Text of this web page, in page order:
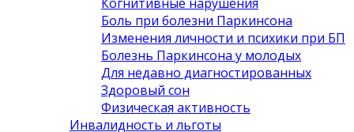
Боль при болезни Паркинсона
Изменения личности и психики при БП
Болезнь Паркинсона у молодых
Для недавно диагностированных
Здоровый сон
Физическая активность
Инвалидность и льготы